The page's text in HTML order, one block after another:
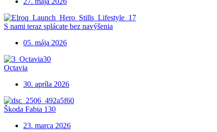
S nami teraz splácate bez navýšenia
05. mája 2026
Octavia
30. apríla 2026
Škoda Fabia 130
23. marca 2026